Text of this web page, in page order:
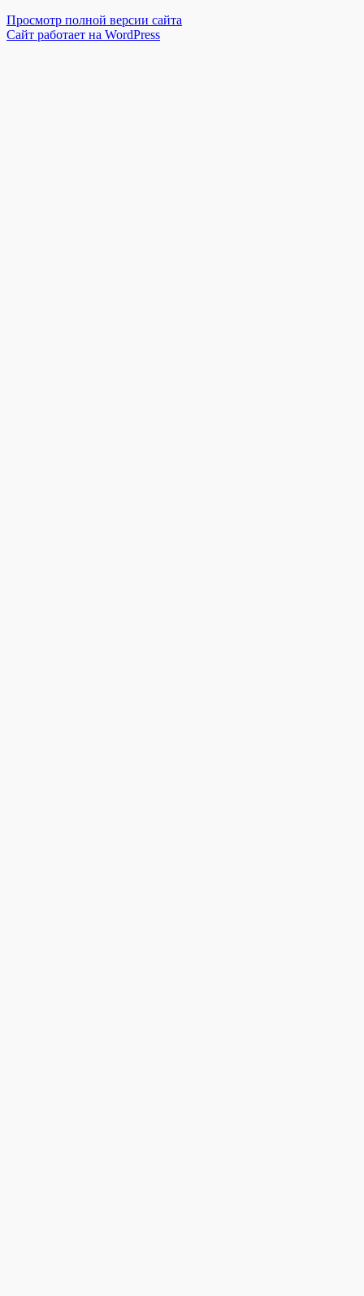
Просмотр полной версии сайта
Сайт работает на WordPress